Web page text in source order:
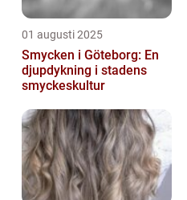
01 augusti 2025
Smycken i Göteborg: En
djupdykning i stadens
smyckeskultur